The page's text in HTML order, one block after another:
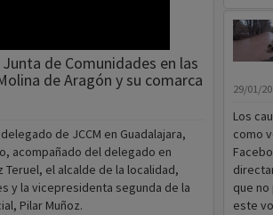
de Comunidades en las
de Aragón y su comarca
de JCCM en Guadalajara,
acompañado del delegado en
Teruel, el alcalde de la localidad,
y la vicepresidenta segunda de la
Pilar Muñoz.
29/01/
Los
como
que
este